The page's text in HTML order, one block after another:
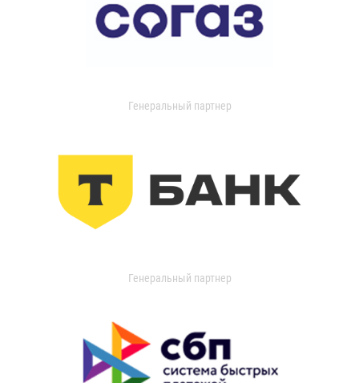
Генеральный партнер
Генеральный партнер